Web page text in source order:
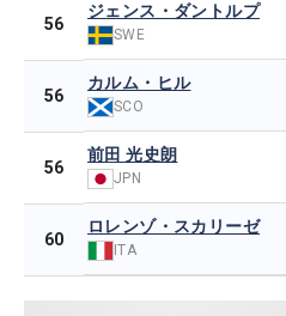
56
ジェンス・ダントルプ
SWE
56
カルム・ヒル
SCO
56
前田 光史朗
JPN
60
ロレンゾ・スカリーゼ
ITA